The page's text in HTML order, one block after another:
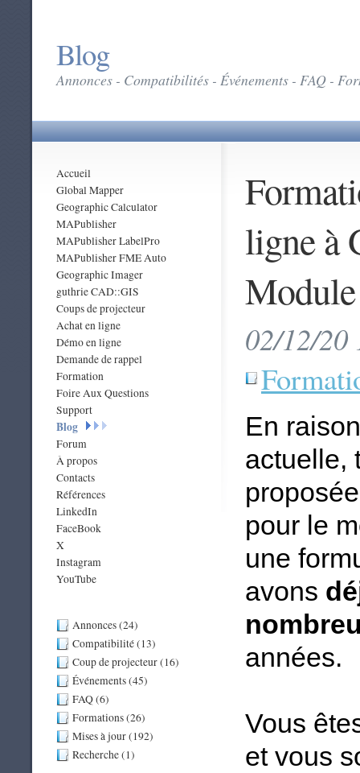
Blog
Annonces - Compatibilités - Événements - FAQ -
Accueil
Global Mapper
Geographic Calculator
MAPublisher
MAPublisher LabelPro
MAPublisher FME Auto
Geographic Imager
guthrie CAD::GIS
Coups de projecteur
Achat en ligne
Démo en ligne
Demande de rappel
Formation
Foire Aux Questions
Support
Blog
Forum
À propos
Contacts
Références
LinkedIn
FaceBook
X
Instagram
YouTube
Annonces (24)
Compatibilité (13)
Coup de projecteur (16)
Événements (45)
FAQ (6)
Formations (26)
Mises à jour (192)
Recherche (1)
ligne à
02/12/20
En
actuelle,
pour le
une
avons
années.
Vous
et vous